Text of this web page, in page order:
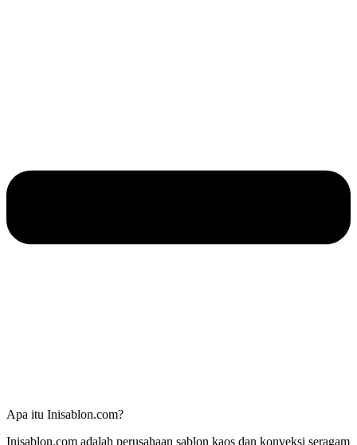
Apa itu Inisablon.com?
Inisablon.com adalah perusahaan sablon kaos dan konveksi seragam